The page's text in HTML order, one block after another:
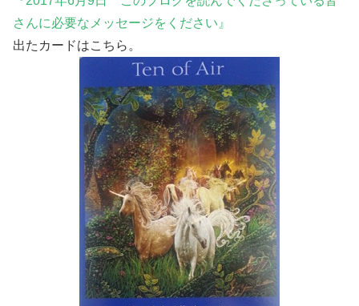
さんに必要なメッセージをください』
出たカードはこちら。